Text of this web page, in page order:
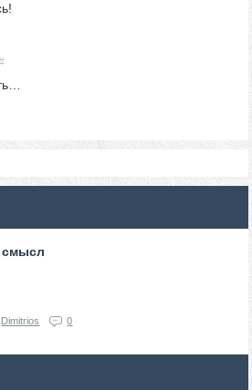
Dimitrios 0